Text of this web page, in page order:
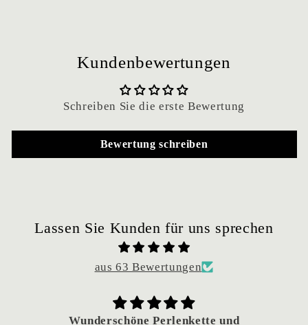
Kundenbewertungen
Schreiben Sie die erste Bewertung
Bewertung schreiben
Lassen Sie Kunden für uns sprechen
aus 63 Bewertungen
Wunderschöne Perlenkette und